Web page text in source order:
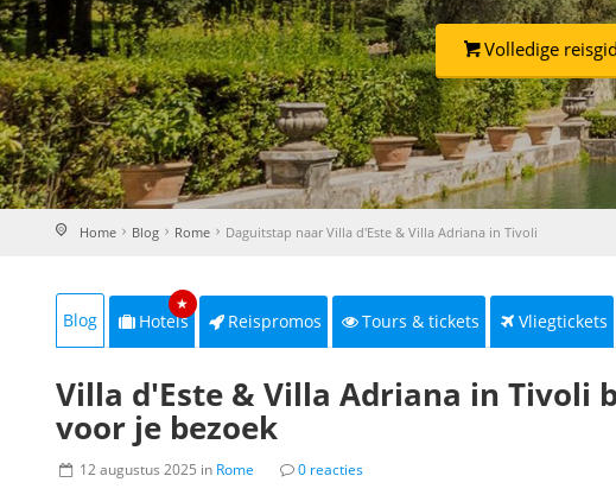
Volledige
Home Blog Rome Daguitstap naar Villa d'Este & Villa Adriana in Tivoli
Blog Hotels
★
Reispromos Tours & tickets Vliegtickets
Villa d'Este & Villa Adriana in Tivoli
voor je bezoek
12 augustus 2025 in Rome 0 reacties